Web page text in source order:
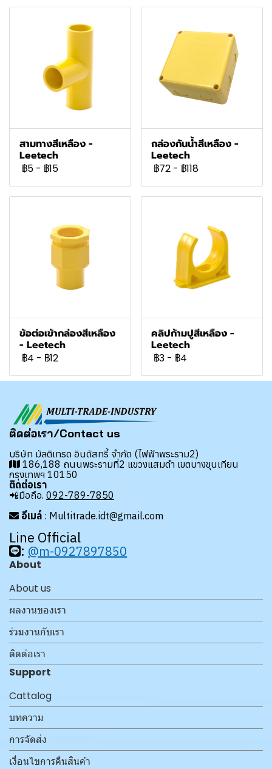
สามทางสีเหลือง -
Leetech
฿5 - ฿15
กล่องกันน้ำสีเหลือง -
Leetech
฿72 - ฿118
ข้อต่อเข้ากล่องสีเหลือง
- Leetech
฿4 - ฿12
คลิปก้ามปูสีเหลือง -
Leetech
฿3 - ฿4
ติดต่อเรา/Contact us
บริษัท มัลติเทรด อินดัสทรี้ จำกัด (ไฟฟ้าพระราม2)
186,188 ถนนพระรามที่2 แขวงแสมดำ เขตบางขุนเทียน
กรุงเทพฯ 10150
ติดต่อเรา
📲มือถือ. 092-789-7850
อีเมล์ : Multitrade.idt@gmail.com
Line Official
: @m-0927897850
About
About us
ผลงานของเรา
ร่วมงานกับเรา
ติดต่อเรา
Support
Cattalog
บทความ
การจัดส่ง
เงื่อนไขการคืนสินค้า